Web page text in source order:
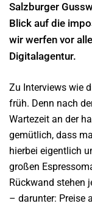
Salzburger
Blick auf die
wir werfen vor
Digitalagentur.
Zu Interviews wie
früh. Denn nach
Wartezeit an der
gemütlich, dass
hierbei eigentlich
großen
Rückwand stehen
– darunter: Preise